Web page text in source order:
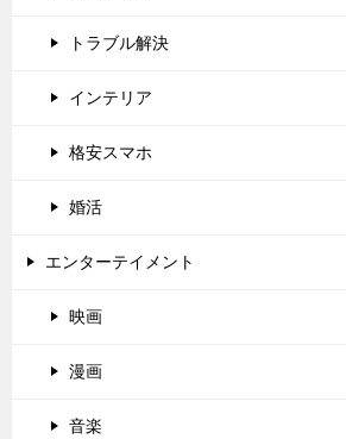
トラブル解決
インテリア
格安スマホ
婚活
エンターテイメント
映画
漫画
音楽